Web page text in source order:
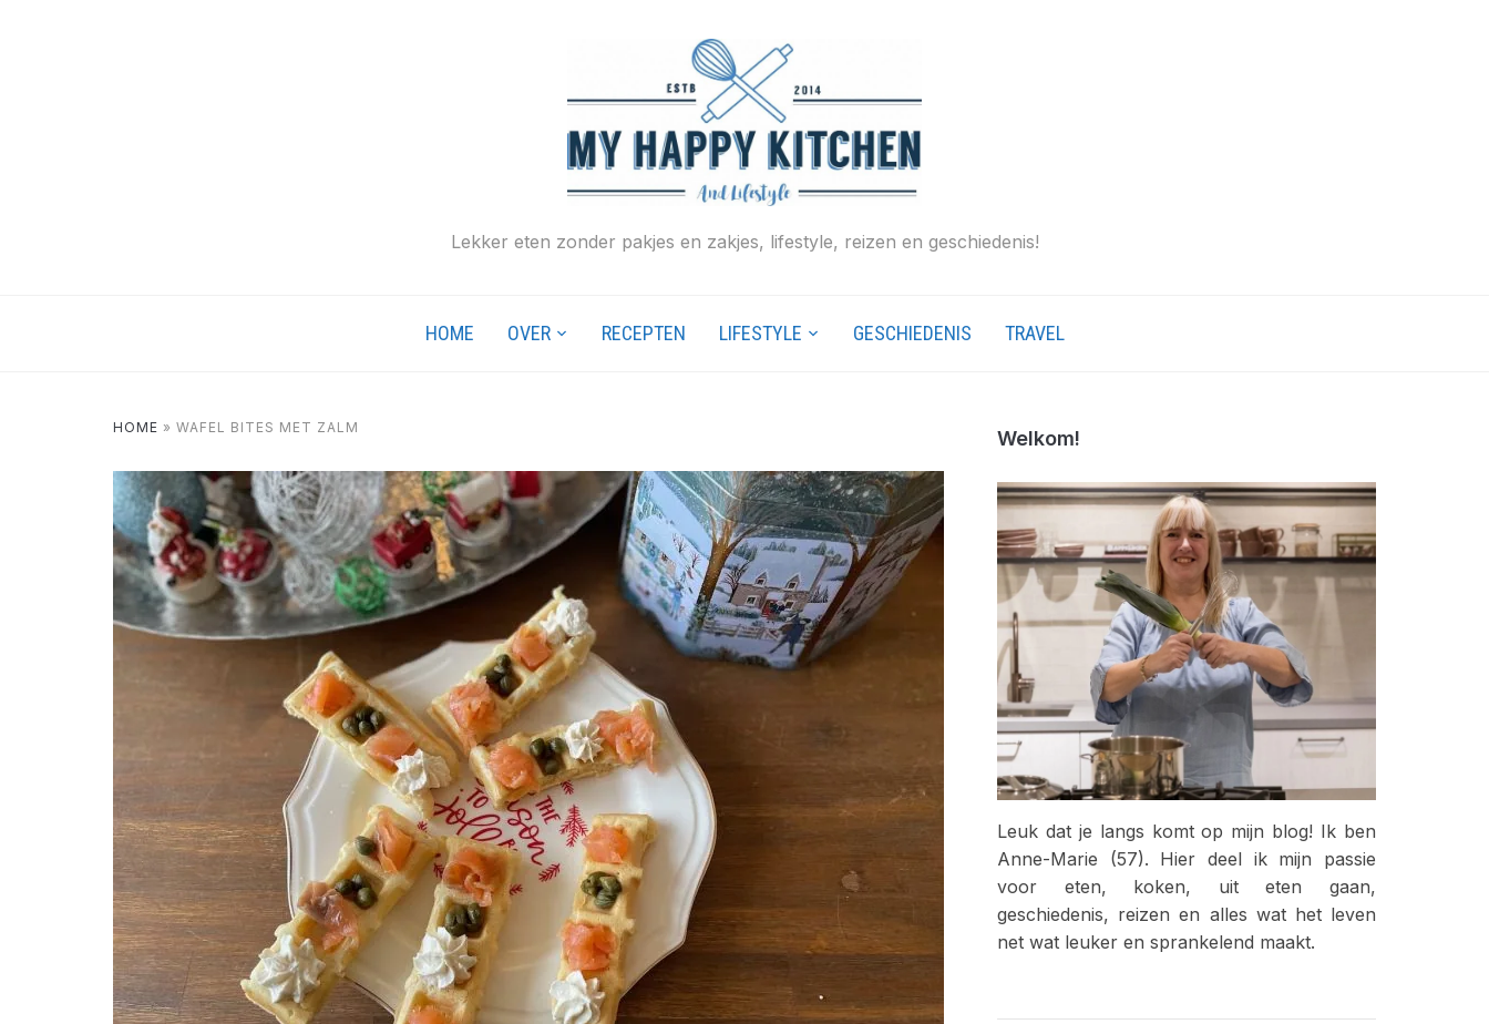
Lekker eten zonder pakjes en zakjes, lifestyle, reizen en geschiedenis!
HOME OVER RECEPTEN LIFESTYLE GESCHIEDENIS TRAVEL
HOME » WAFEL BITES MET ZALM Welkom!
Leuk dat je langs komt op mijn blog! Ik ben
Anne-Marie (57). Hier deel ik mijn passie
voor eten, koken, uit eten gaan,
geschiedenis, reizen en alles wat het leven
net wat leuker en sprankelend maakt.